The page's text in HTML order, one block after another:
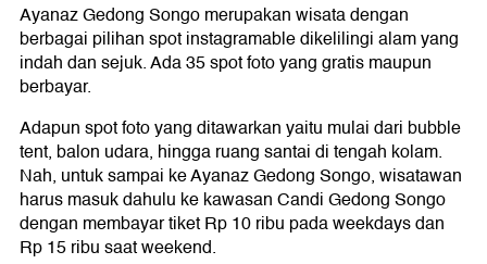
Ayanaz Gedong Songo merupakan wisata dengan
berbagai pilihan spot instagramable dikelilingi alam yang
indah dan sejuk. Ada 35 spot foto yang gratis maupun
berbayar.
Adapun spot foto yang ditawarkan yaitu mulai dari bubble
tent, balon udara, hingga ruang santai di tengah kolam.
Nah, untuk sampai ke Ayanaz Gedong Songo, wisatawan
harus masuk dahulu ke kawasan Candi Gedong Songo
dengan membayar tiket Rp 10 ribu pada weekdays dan
Rp 15 ribu saat weekend.